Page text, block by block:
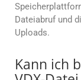
Dateiabruf und
Uploads.
Kann ich